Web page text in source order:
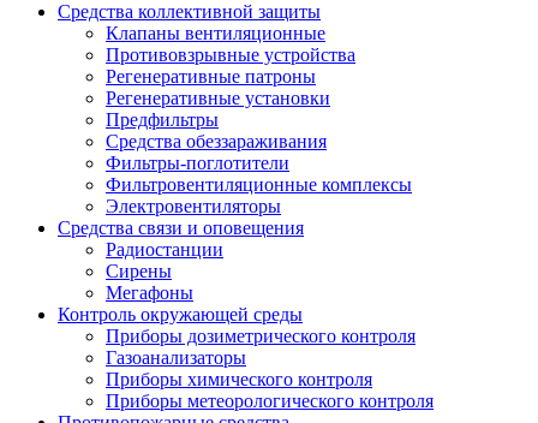
Средства коллективной защиты
Клапаны вентиляционные
Противовзрывные устройства
Регенеративные патроны
Регенеративные установки
Предфильтры
Средства обеззараживания
Фильтры-поглотители
Фильтровентиляционные комплексы
Электровентиляторы
Средства связи и оповещения
Радиостанции
Сирены
Мегафоны
Контроль окружающей среды
Приборы дозиметрического контроля
Газоанализаторы
Приборы химического контроля
Приборы метеорологического контроля